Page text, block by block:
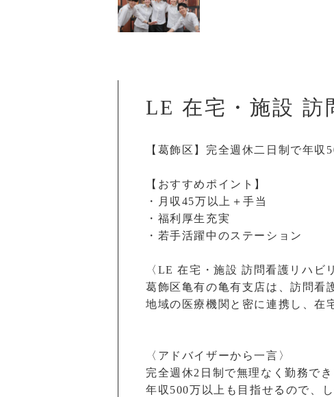
LE 在宅・施設 訪
【葛飾区】完全週休二日制で年
【おすすめポイント】
・月収45万以上＋手当
・福利厚生充実
・若手活躍中のステーション
〈LE 在宅・施設 訪問看護リハビ
葛飾区亀有の亀有支店は、訪問看
地域の医療機関と密に連携し、在
〈アドバイザーから一言〉
完全週休2日制で無理なく勤務で
年収500万以上も目指せるので、